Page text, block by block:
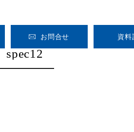
お問合せ 資料
spec12